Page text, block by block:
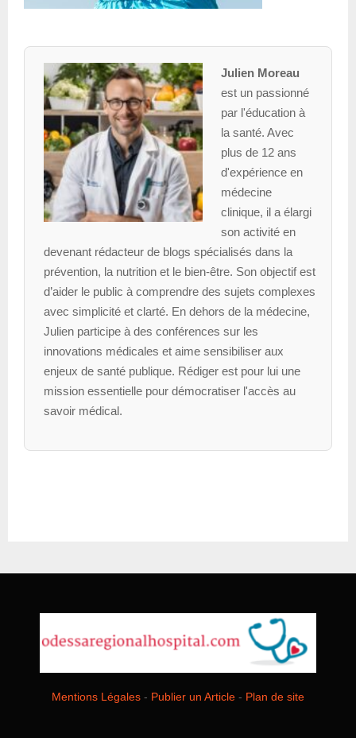
Julien Moreau
est un passionné
par l'éducation à
la santé. Avec
plus de 12 ans
d'expérience en
médecine
clinique, il a élargi
son activité en
devenant rédacteur de blogs spécialisés dans la
prévention, la nutrition et le bien-être. Son objectif est
d’aider le public à comprendre des sujets complexes
avec simplicité et clarté. En dehors de la médecine,
Julien participe à des conférences sur les
innovations médicales et aime sensibiliser aux
enjeux de santé publique. Rédiger est pour lui une
mission essentielle pour démocratiser l'accès au
savoir médical.
Mentions Légales - Publier un Article - Plan de site